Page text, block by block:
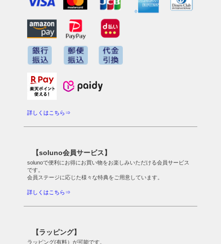
詳しくはこちら⇒
【soluno会員サービス】
solunoで便利にお得にお買い物をお楽しみいただける会員サービス
です。
会員ステージに応じた様々な特典をご用意しています。
詳しくはこちら⇒
【ラッピング】
ラッピング(有料）が可能です。